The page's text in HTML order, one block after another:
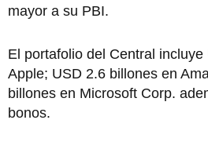
mayor a su PBI.
El portafolio del Central
Apple; USD 2.6 billones en
billones en Microsoft Corp.
bonos.